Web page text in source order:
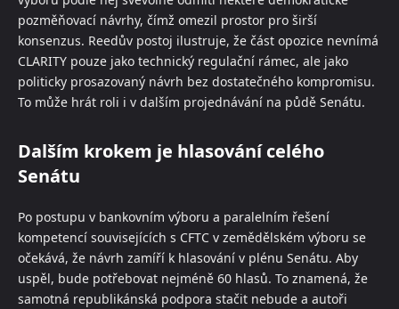
pozměňovací návrhy, čímž omezil prostor pro širší
konsenzus. Reedův postoj ilustruje, že část opozice nevnímá
CLARITY pouze jako technický regulační rámec, ale jako
politicky prosazovaný návrh bez dostatečného kompromisu.
To může hrát roli i v dalším projednávání na půdě Senátu.
Dalším krokem je hlasování celého
Senátu
Po postupu v bankovním výboru a paralelním řešení
kompetencí souvisejících s CFTC v zemědělském výboru se
očekává, že návrh zamíří k hlasování v plénu Senátu. Aby
uspěl, bude potřebovat nejméně 60 hlasů. To znamená, že
samotná republikánská podpora stačit nebude a autoři